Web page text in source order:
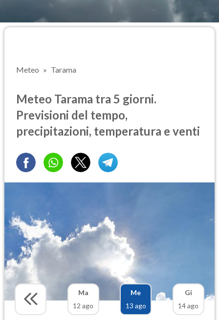
Meteo Tarama
Meteo Tarama tra 5 giorni.
Previsioni del tempo,
precipitazioni, temperatura e venti
Ma
12 ago
Me
13 ago
Gi
14 ago